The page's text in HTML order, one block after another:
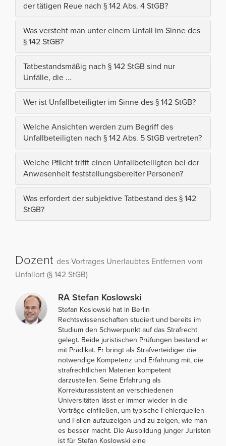
der tätigen Reue nach § 142 Abs. 4 StGB?
Was versteht man unter einem Unfall im Sinne des
§ 142 StGB?
Tatbestandsmäßig nach § 142 StGB sind nur
Unfälle, die ...
Wer ist Unfallbeteiligter im Sinne des § 142 StGB?
Welche Ansichten werden zum Begriff des
Unfallbeteiligten nach § 142 Abs. 5 StGB vertreten?
Welche Pflicht trifft einen Unfallbeteiligten bei der
Anwesenheit feststellungsbereiter Personen?
Was erfordert der subjektive Tatbestand des § 142
StGB?
Dozent des Vortrages Unerlaubtes Entfernen vom
Unfallort (§ 142 StGB)
RA Stefan Koslowski
Stefan Koslowski hat in Berlin
Rechtswissenschaften studiert und bereits im
Studium den Schwerpunkt auf das Strafrecht
gelegt. Beide juristischen Prüfungen bestand er
mit Prädikat. Er bringt als Strafverteidiger die
notwendige Kompetenz und Erfahrung mit, die
strafrechtlichen Materien kompetent
darzustellen. Seine Erfahrung als
Korrekturassistent an verschiedenen
Universitäten lässt er immer wieder in die
Vorträge einfließen, um typische Fehlerquellen
und Fallen aufzuzeigen und zu zeigen, wie man
es besser macht. Die Ausbildung junger Juristen
ist für Stefan Koslowski eine